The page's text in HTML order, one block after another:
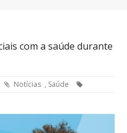
com a saúde durante
Notícias , Saúde